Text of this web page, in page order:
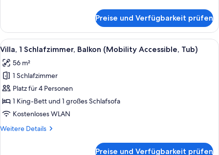
Shwr)
anzeigen
1
Schlafzimmer,
Balkon
Access,
Roll-
In
Shwr)
Preise und Verfügbarkeit prüfen
Alle
Fotos
für
Villa,
1
Schlafzimmer,
Balkon
Accessible,
Eine moderne Küche mit
5
Villa, 1 Schlafzimmer, Balkon (Mobility Accessible, Tub)
56 m²
1 Schlafzimmer
Platz für 4 Personen
1 King-Bett und 1 großes Schlafsofa
Kostenloses WLAN
Weitere Details
Weitere
Preise und Verfügbarkeit prüfen